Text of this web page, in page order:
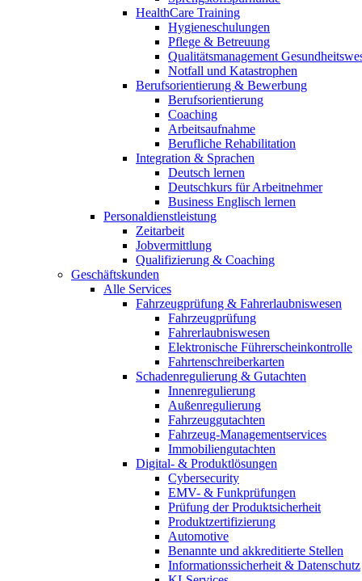
HealthCare Training
Hygieneschulungen
Pflege & Betreuung
Qualitätsmanagement
Notfall und Katastrophen
Berufsorientierung & Bewerbung
Berufsorientierung
Coaching
Arbeitsaufnahme
Berufliche Rehabilitation
Integration & Sprachen
Deutsch lernen
Deutschkurs für Arbeitnehmer
Business Englisch lernen
Personaldienstleistung
Zeitarbeit
Jobvermittlung
Qualifizierung & Coaching
Geschäftskunden
Alle Services
Fahrzeugprüfung & Fahrerlaubniswesen
Fahrzeugprüfung
Fahrerlaubniswesen
Elektronische Führerscheinkontrolle
Fahrtenschreiberkarten
Schadenregulierung & Gutachten
Innenregulierung
Außenregulierung
Fahrzeuggutachten
Fahrzeug-Managementservices
Immobiliengutachten
Digital- & Produktlösungen
Cybersecurity
EMV- & Funkprüfungen
Prüfung der Produktsicherheit
Produktzertifizierung
Automotive
Benannte und akkreditierte Stellen
Informationssicherheit & Datenschutz